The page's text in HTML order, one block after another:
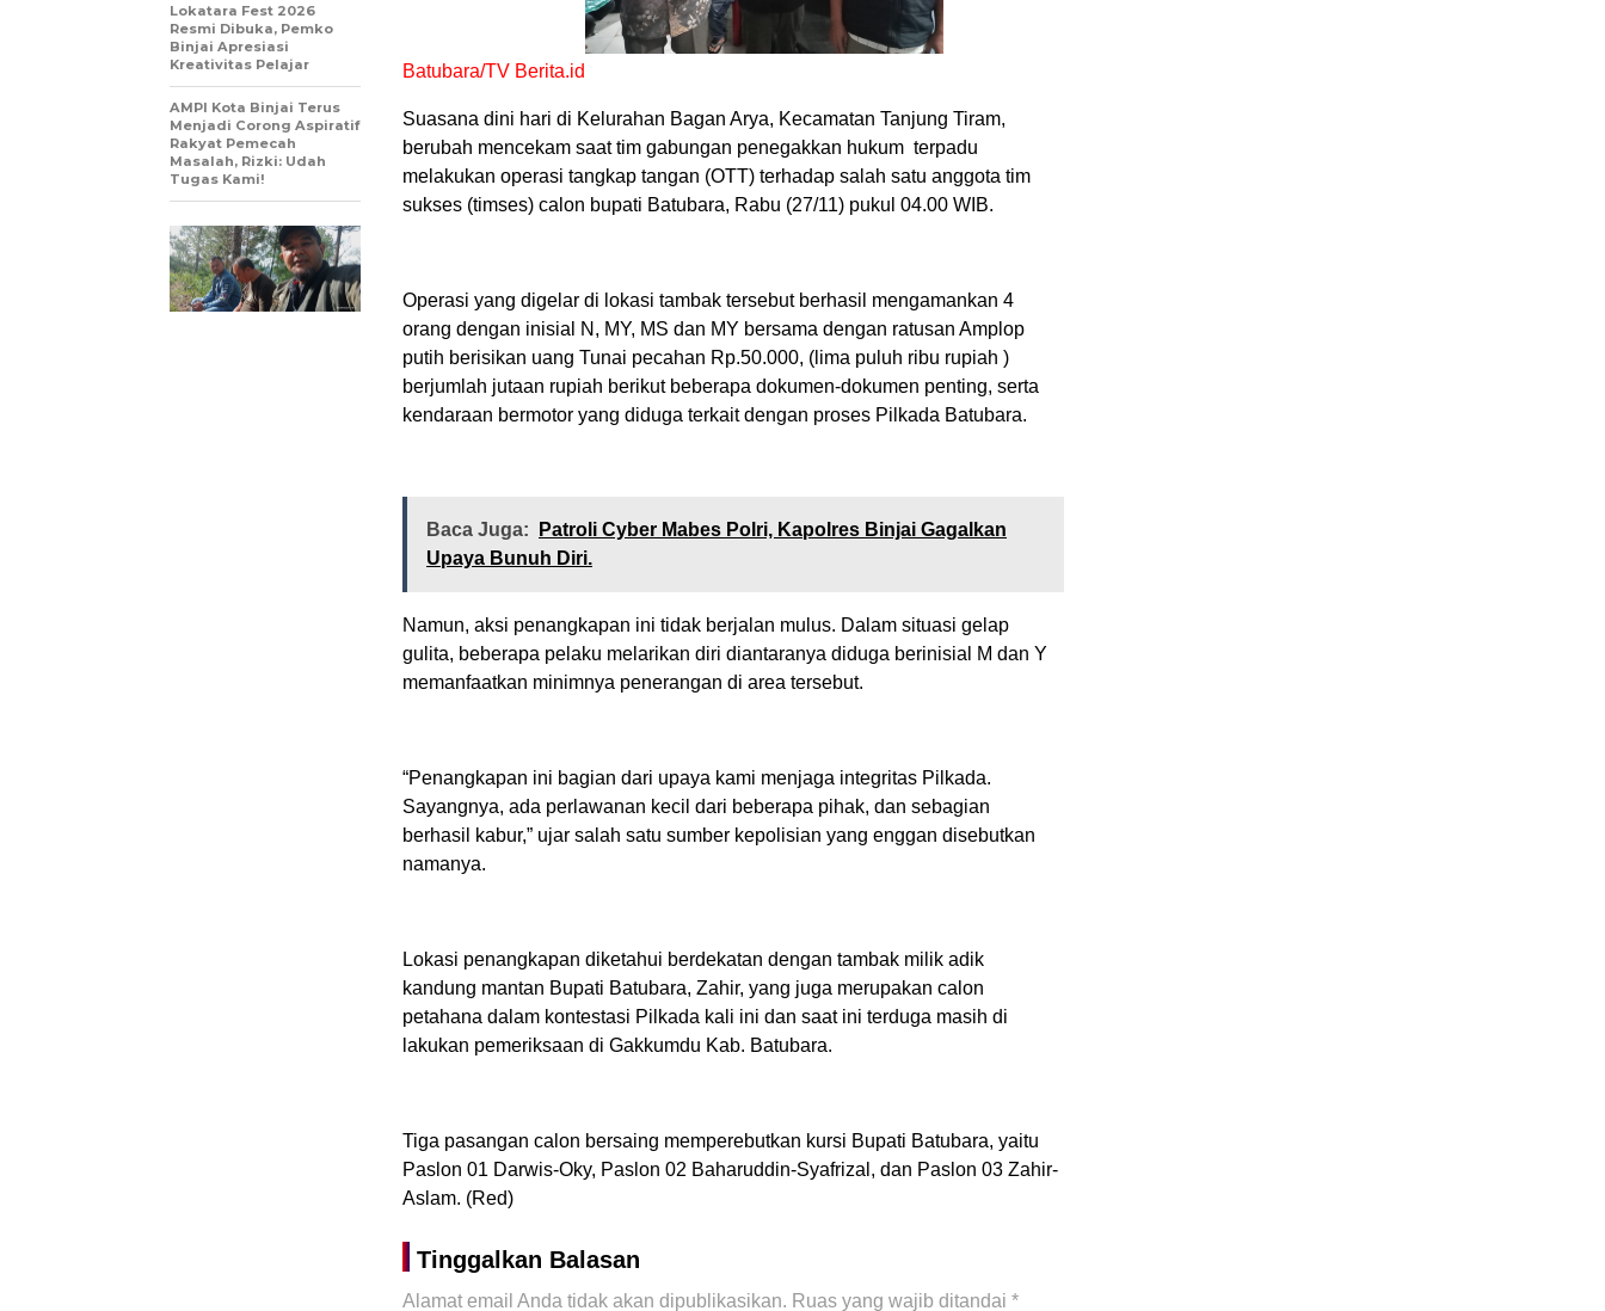
Batubara/TV Berita.id
Suasana dini hari di Kelurahan Bagan Arya, Kecamatan Tanjung Tiram,
berubah mencekam saat tim gabungan penegakkan hukum terpadu
melakukan operasi tangkap tangan (OTT) terhadap salah satu anggota tim
sukses (timses) calon bupati Batubara, Rabu (27/11) pukul 04.00 WIB.
Operasi yang digelar di lokasi tambak tersebut berhasil mengamankan 4
orang dengan inisial N, MY, MS dan MY bersama dengan ratusan Amplop
putih berisikan uang Tunai pecahan Rp.50.000, (lima puluh ribu rupiah )
berjumlah jutaan rupiah berikut beberapa dokumen-dokumen penting, serta
kendaraan bermotor yang diduga terkait dengan proses Pilkada Batubara.
Baca Juga:
Patroli Cyber Mabes Polri, Kapolres Binjai Gagalkan
Upaya Bunuh Diri.
Namun, aksi penangkapan ini tidak berjalan mulus. Dalam situasi gelap
gulita, beberapa pelaku melarikan diri diantaranya diduga berinisial M dan Y
memanfaatkan minimnya penerangan di area tersebut.
“Penangkapan ini bagian dari upaya kami menjaga integritas Pilkada.
Sayangnya, ada perlawanan kecil dari beberapa pihak, dan sebagian
berhasil kabur,” ujar salah satu sumber kepolisian yang enggan disebutkan
namanya.
Lokasi penangkapan diketahui berdekatan dengan tambak milik adik
kandung mantan Bupati Batubara, Zahir, yang juga merupakan calon
petahana dalam kontestasi Pilkada kali ini dan saat ini terduga masih di
lakukan pemeriksaan di Gakkumdu Kab. Batubara.
Tiga pasangan calon bersaing memperebutkan kursi Bupati Batubara, yaitu
Paslon 01 Darwis-Oky, Paslon 02 Baharuddin-Syafrizal, dan Paslon 03 Zahir-
Aslam. (Red)
Tinggalkan Balasan
Alamat email Anda tidak akan dipublikasikan. Ruas yang wajib ditandai *
Lokatara Fest 2026
Resmi Dibuka, Pemko
Binjai Apresiasi
Kreativitas Pelajar
AMPI Kota Binjai Terus
Menjadi Corong Aspiratif
Rakyat Pemecah
Masalah, Rizki: Udah
Tugas Kami!